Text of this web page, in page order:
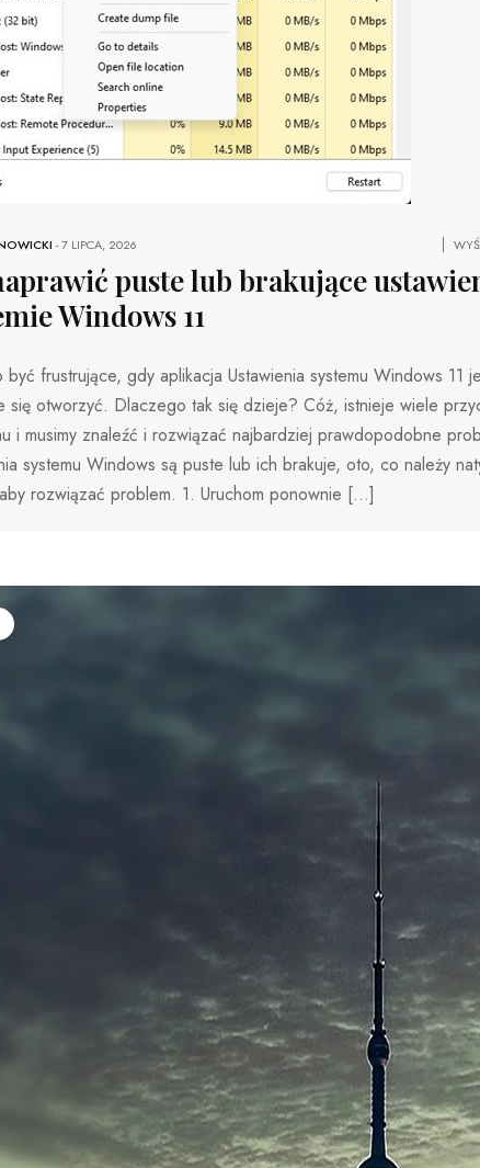
-7 LIPCA, 2026
puste lub brakujące
Windows 11
frustrujące, gdy aplikacja Ustawienia systemu Windows 11
się otworzyć. Dlaczego tak się dzieje? Cóż, istnieje wiele
i musimy znaleźć i rozwiązać najbardziej prawdopodobne
systemu Windows są puste lub ich brakuje, oto, co należy
rozwiązać problem. 1. Uruchom ponownie […]